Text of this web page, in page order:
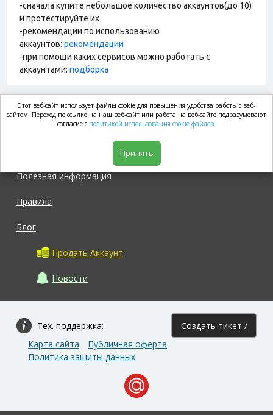
-сначала купите небольшое количество аккаунтов(до 10)
и протестируйте их
-рекомендации по использованию
аккаунтов: рекомендации
-при помощи каких сервисов можно работать с
аккаунтами: подборка
market.com
Полезная информация
Правила
Блог
Продать Аккаунт
Новости
Тех. поддержка: Создать тикет /
Карта сайта
Публичная оферта
Политика защиты данных
Этот веб-сайт использует файлы cookie для повышения удобства работы с веб-
сайтом. Переход по ссылке на наш веб-сайт или работа на веб-сайте подразумевают
согласие с политикой использования cookie файлов.
Принять